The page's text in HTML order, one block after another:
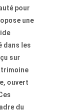
pour
une
dans les
sur
ouvert
du